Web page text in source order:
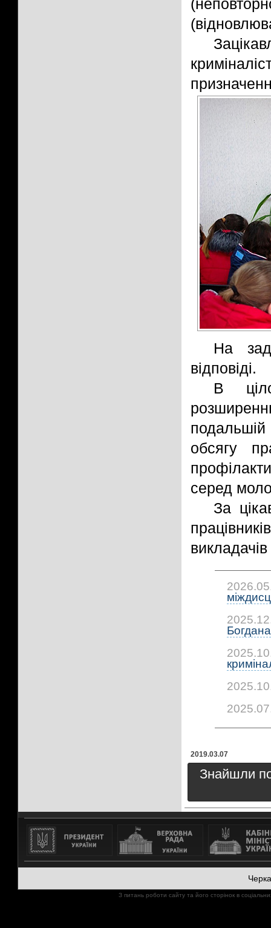
На
відповіді.
В
обсягу
серед
За
2019.03.07
Знайшли
З питань роботи сайту та його сторінок в